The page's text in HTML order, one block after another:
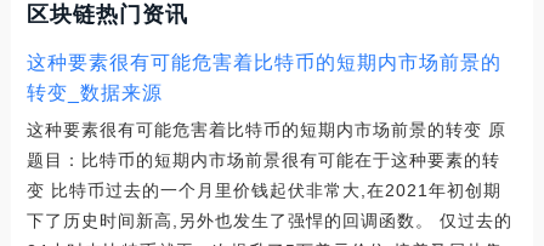
区块链热门资讯
这种要素很有可能危害着比特币的短期内市场前景的
转变_数据来源
这种要素很有可能危害着比特币的短期内市场前景的转变 原
题目：比特币的短期内市场前景很有可能在于这种要素的转
变 比特币过去的一个月里价钱起伏非常大,在2021年初创期
下了历史时间新高,另外也发生了强悍的回调函数。 仅过去的